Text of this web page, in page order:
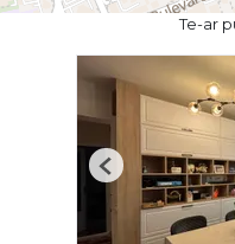
Te-ar
Previous